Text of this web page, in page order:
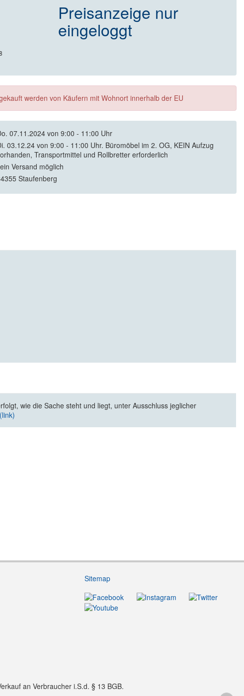
Preisanzeige nur
eingeloggt
werden von Käufern mit Wohnort innerhalb der EU
07.11.2024 von 9:00 - 11:00 Uhr
03.12.24 von 9:00 - 11:00 Uhr. Büromöbel im 2. OG, KEIN Aufzug
Transportmittel und Rollbretter erforderlich
Versand möglich
Staufenberg
wie die Sache steht und liegt, unter Ausschluss jeglicher
Sitemap
an Verbraucher i.S.d. § 13 BGB.